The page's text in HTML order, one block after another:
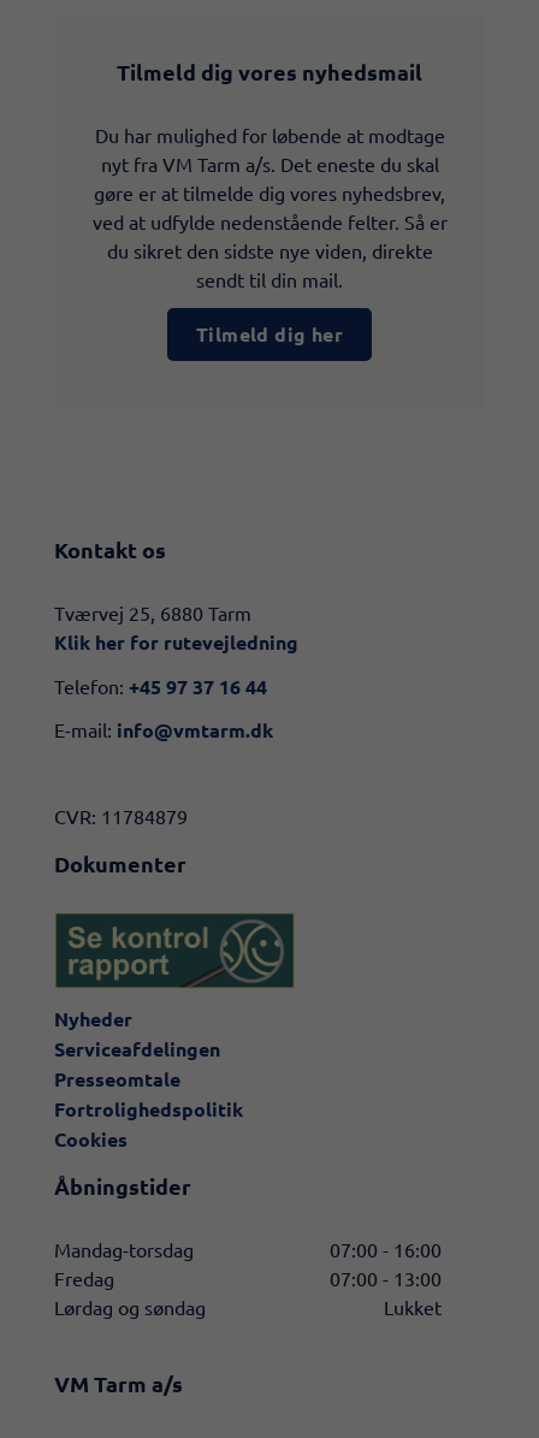
Tilmeld dig vores nyhedsmail
Du har mulighed for løbende at modtage
nyt fra VM Tarm a/s. Det eneste du skal
gøre er at tilmelde dig vores nyhedsbrev,
ved at udfylde nedenstående felter. Så er
du sikret den sidste nye viden, direkte
sendt til din mail.
Tilmeld dig her
Kontakt os
​​Tværvej 25, 6880 Tarm
Klik her for rutevejledning​
Telefon: +45 97 37 16 44
E-mail: info@vmtarm.dk
CVR: 11784879
Dokumenter
Nyheder
Serviceafdelingen
Presseomtale
Fortrolighedspolitik
Cookies
Åbningstider
Mandag-torsdag
07:00 - 16:00
Fredag
07:00 - 13:00
Lørdag og søndag
Lukket
VM Tarm a/s